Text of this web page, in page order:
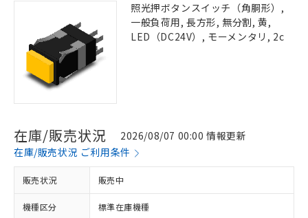
照光押ボタンスイッチ（角胴形）,
一般負荷用, 長方形, 無分割, 黄,
LED（DC24V）, モーメンタリ, 2c
在庫/販売状況
2026/08/07 00:00 情報更新
在庫/販売状況 ご利用条件
販売状況 販売中
機種区分 標準在庫機種